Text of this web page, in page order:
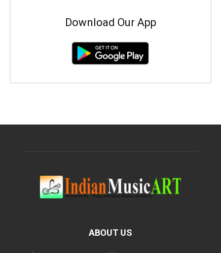
Download Our App
ABOUT US